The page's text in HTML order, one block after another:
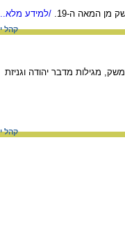
מן המאה ה-19. /למידע
קהל
מגילות מדבר יהודה וגניזת
קהל